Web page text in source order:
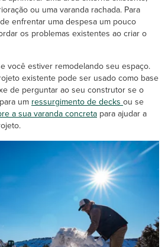
ou uma varanda rachada. Para
enfrentar uma despesa um pouco
os problemas existentes ao criar o
você estiver remodelando seu espaço.
existente pode ser usado como base
de perguntar ao seu construtor se o
umressurgimento de decksou se
a sua varanda concreta para ajudar a